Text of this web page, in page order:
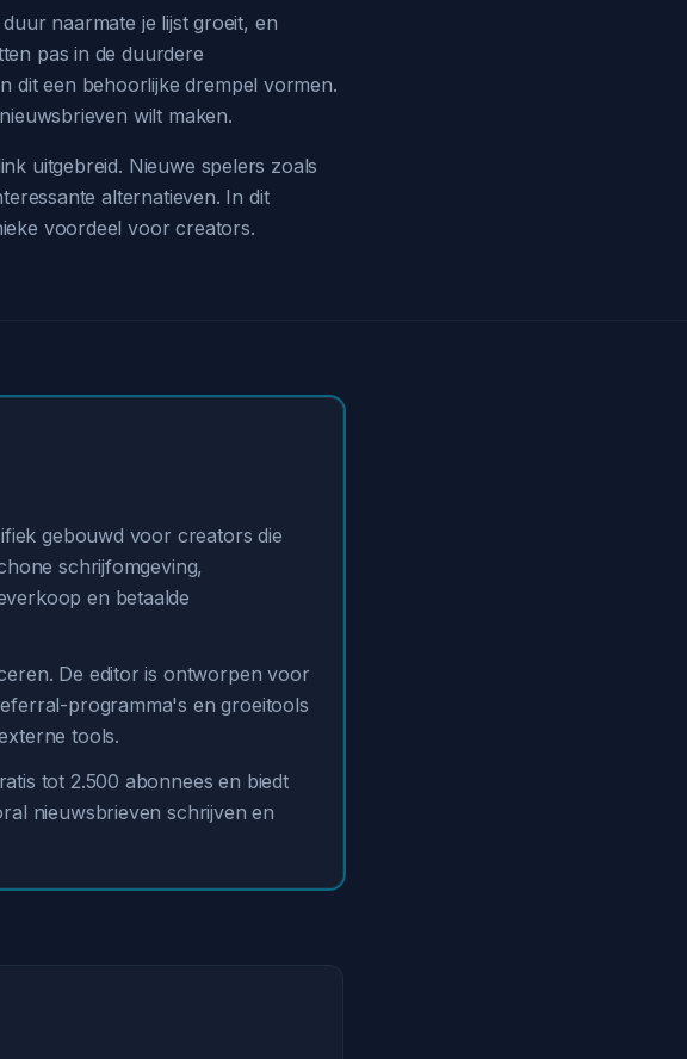
naarmate je lijst groeit, en
pas in de duurdere
dit een behoorlijke drempel vormen.
wilt maken.
uitgebreid. Nieuwe spelers zoals
alternatieven. In dit
voordeel voor creators.
gebouwd voor creators die
schrijfomgeving,
en betaalde
De editor is ontworpen voor
programma's en groeitools
tools.
tot 2.500 abonnees en biedt
nieuwsbrieven schrijven en